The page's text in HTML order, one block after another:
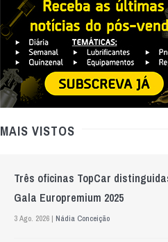
MAIS VISTOS
Três oficinas TopCar distinguidas
Gala Europremium 2025
3 Ago. 2026 | Nádia Conceição